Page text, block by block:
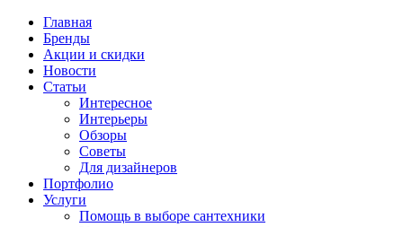
Главная
Бренды
Акции и скидки
Новости
Статьи
Интересное
Интерьеры
Обзоры
Советы
Для дизайнеров
Портфолио
Услуги
Помощь в выборе сантехники